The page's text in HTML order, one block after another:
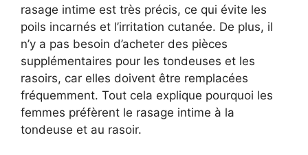
rasage intime est très précis, ce qui évite les
poils incarnés et l’irritation cutanée. De plus, il
n’y a pas besoin d’acheter des pièces
supplémentaires pour les tondeuses et les
rasoirs, car elles doivent être remplacées
fréquemment. Tout cela explique pourquoi les
femmes préfèrent le rasage intime à la
tondeuse et au rasoir.